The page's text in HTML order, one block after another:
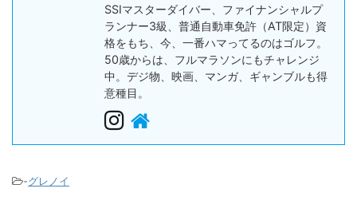
SSIマスターダイバー、ファイナンシャルプ
ランナー3級、普通自動車免許（AT限定）資
格をもち、今、一番ハマってるのはゴルフ。
50歳からは、フルマラソンにもチャレンジ
中。デジ物、映画、マンガ、ギャンブルも得
意種目。
-グレノイ